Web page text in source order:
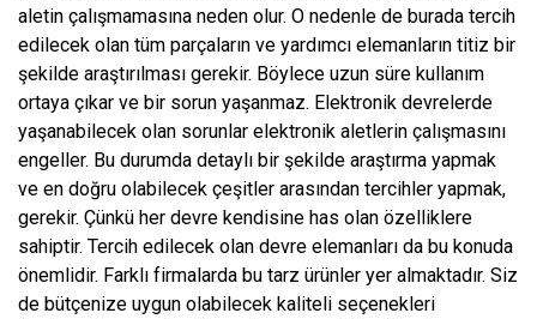
aletin çalışmamasına neden olur. O nedenle de burada tercih
edilecek olan tüm parçaların ve yardımcı elemanların titiz bir
şekilde araştırılması gerekir. Böylece uzun süre kullanım
ortaya çıkar ve bir sorun yaşanmaz. Elektronik devrelerde
yaşanabilecek olan sorunlar elektronik aletlerin çalışmasını
engeller. Bu durumda detaylı bir şekilde araştırma yapmak
ve en doğru olabilecek çeşitler arasından tercihler yapmak,
gerekir. Çünkü her devre kendisine has olan özelliklere
sahiptir. Tercih edilecek olan devre elemanları da bu konuda
önemlidir. Farklı firmalarda bu tarz ürünler yer almaktadır. Siz
de bütçenize uygun olabilecek kaliteli seçenekleri